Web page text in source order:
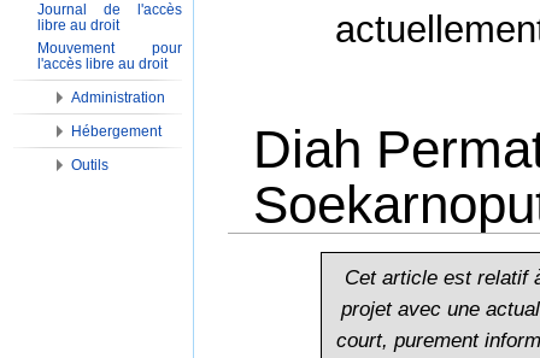
Diah
Cet article est relatif
projet avec une
court, purement
Journal de l'accès
libre au droit
Mouvement pour
l'accès libre au droit
Administration
Hébergement
Outils